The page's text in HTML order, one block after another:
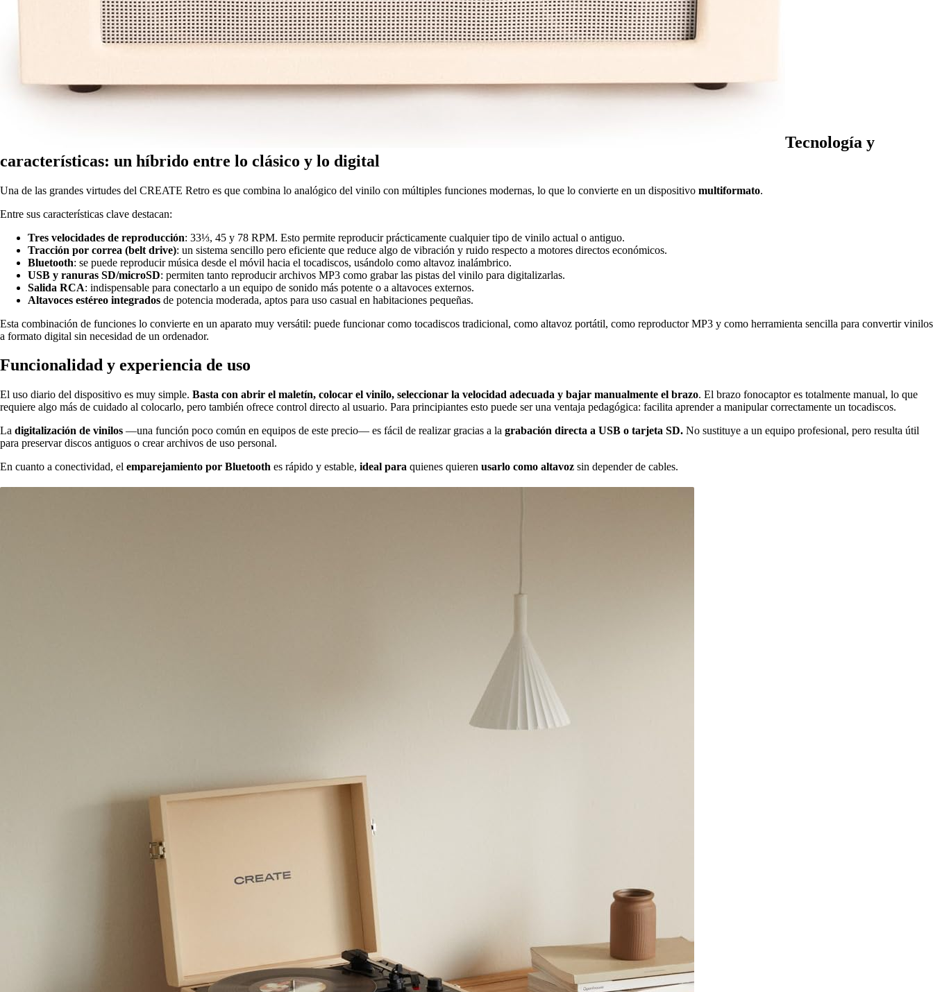
Tecnología y
características: un híbrido entre lo clásico y lo digital
Una de las grandes virtudes del CREATE Retro es que combina lo analógico del vinilo con múltiples funciones modernas, lo que lo convierte en un dispositivo multiformato.
Entre sus características clave destacan:
Tres velocidades de reproducción: 33⅓, 45 y 78 RPM. Esto permite reproducir prácticamente cualquier tipo de vinilo actual o antiguo.
Tracción por correa (belt drive): un sistema sencillo pero eficiente que reduce algo de vibración y ruido respecto a motores directos económicos.
Bluetooth: se puede reproducir música desde el móvil hacia el tocadiscos, usándolo como altavoz inalámbrico.
USB y ranuras SD/microSD: permiten tanto reproducir archivos MP3 como grabar las pistas del vinilo para digitalizarlas.
Salida RCA: indispensable para conectarlo a un equipo de sonido más potente o a altavoces externos.
Altavoces estéreo integrados de potencia moderada, aptos para uso casual en habitaciones pequeñas.
Esta combinación de funciones lo convierte en un aparato muy versátil: puede funcionar como tocadiscos tradicional, como altavoz portátil, como reproductor MP3 y como herramienta sencilla para convertir vinilos
a formato digital sin necesidad de un ordenador.
Funcionalidad y experiencia de uso
El uso diario del dispositivo es muy simple. Basta con abrir el maletín, colocar el vinilo, seleccionar la velocidad adecuada y bajar manualmente el brazo. El brazo fonocaptor es totalmente manual, lo que
requiere algo más de cuidado al colocarlo, pero también ofrece control directo al usuario. Para principiantes esto puede ser una ventaja pedagógica: facilita aprender a manipular correctamente un tocadiscos.
La digitalización de vinilos —una función poco común en equipos de este precio— es fácil de realizar gracias a la grabación directa a USB o tarjeta SD. No sustituye a un equipo profesional, pero resulta útil
para preservar discos antiguos o crear archivos de uso personal.
En cuanto a conectividad, el emparejamiento por Bluetooth es rápido y estable, ideal para quienes quieren usarlo como altavoz sin depender de cables.